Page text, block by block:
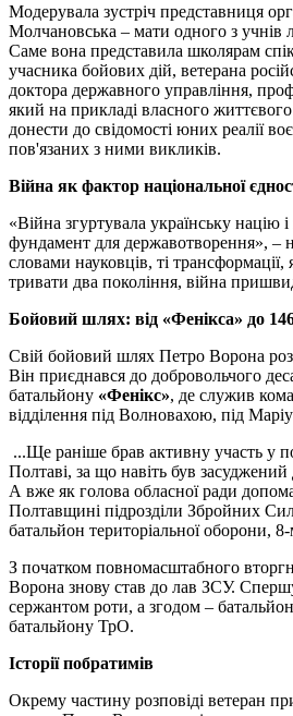
Модерувала зустріч представниця
Молчановська – мати одного з учнів
Саме вона представила школярам
учасника бойових дій, ветерана
доктора державного управління,
який на прикладі власного
донести до свідомості юних реалії
пов'язаних з ними викликів.
Війна як фактор національної
«Війна згуртувала українську націю
фундамент для державотворення», –
словами науковців, ті
тривати два покоління, війна
Бойовий шлях: від «Фенікса» до
Свій бойовий шлях Петро Ворона
Він приєднався до добровольчого
батальйону «Фенікс», де служив
відділення під Волновахою, під
...Ще раніше брав активну участь у
Полтаві, за що навіть був
А вже як голова обласної ради
Полтавщині підрозділи Збройних
батальйон територіальної оборони,
З початком повномасштабного
Ворона знову став до лав ЗСУ.
сержантом роти, а згодом –
батальйону ТрО.
Історії побратимів
Окрему частину розповіді ветеран